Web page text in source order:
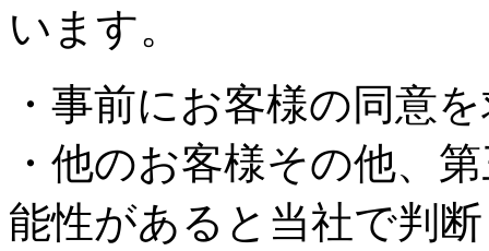
います。
・事前にお客様の同意
・他のお客様その他、
能性があると当社で判